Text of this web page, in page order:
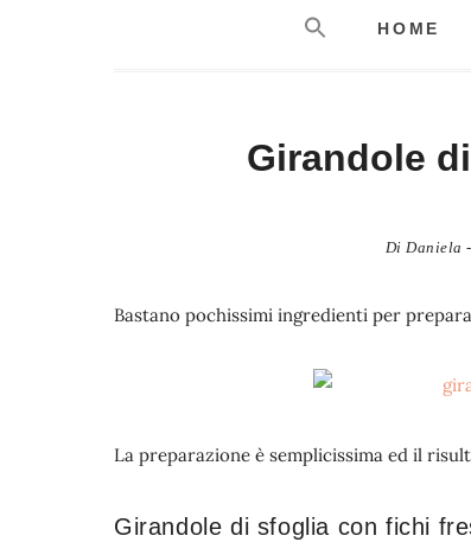
HOME
Girandole
Di Daniela
Bastano pochissimi ingredienti per
La preparazione è semplicissima ed il
Girandole di sfoglia con fichi